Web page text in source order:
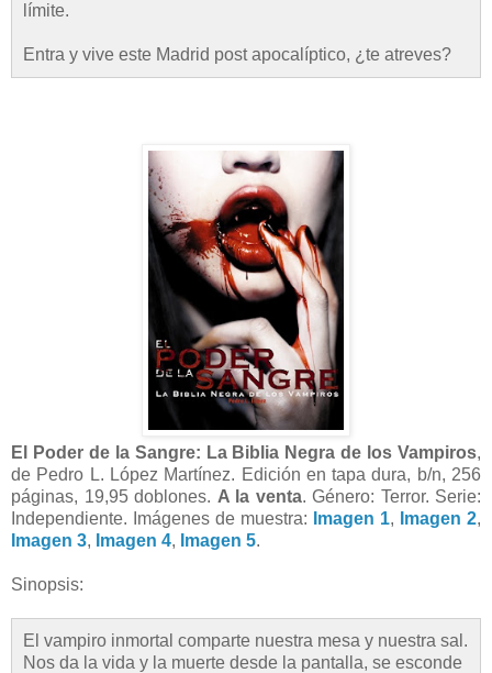
límite.
Entra y vive este Madrid post apocalíptico, ¿te atreves?
El Poder de la Sangre: La Biblia Negra de los Vampiros,
de Pedro L. López Martínez. Edición en tapa dura, b/n, 256
páginas, 19,95 doblones. A la venta. Género: Terror. Serie:
Independiente. Imágenes de muestra:
Imagen 1, Imagen 2,
Imagen 3, Imagen 4, Imagen 5.
Sinopsis:
El vampiro inmortal comparte nuestra mesa y nuestra sal.
Nos da la vida y la muerte desde la pantalla, se esconde